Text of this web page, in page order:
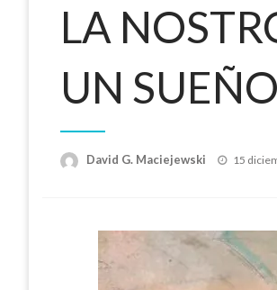
LA
UN
David G. Maciejewski 15